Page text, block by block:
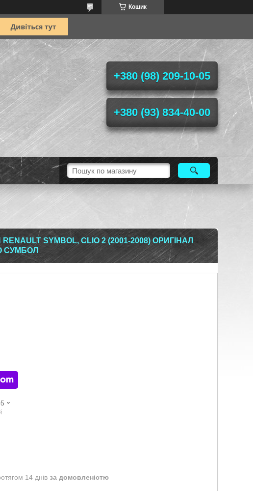
Кошик
+380 (98) 209-10-05
+380 (93) 834-40-00
SYMBOL, CLIO 2 (2001-2008) ОРИГІНАЛ
СУМБОЛ
14 днів за домовленістю